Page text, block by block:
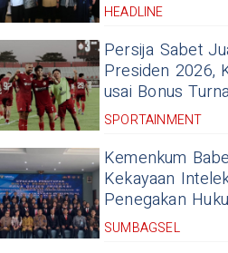
HEADLINE
Persija Sabet
Presiden 2026,
usai Bonus
SPORTAINMENT
Kemenkum
Kekayaan
Penegakan
SUMBAGSEL